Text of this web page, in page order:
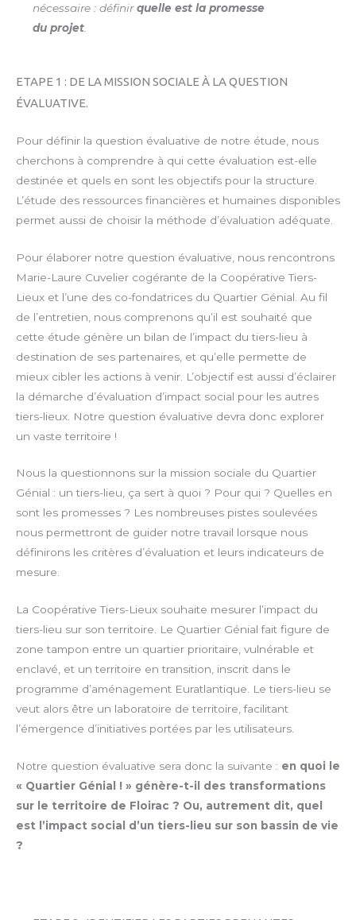
nécessaire : définirquelle est la promesse
du projet.
ETAPE 1 : DE LA MISSION SOCIALE À LA QUESTION
ÉVALUATIVE.
Pour définir la question évaluative de notre étude, nous
cherchons à comprendre à qui cette évaluation est-elle
destinée et quels en sont les objectifs pour la structure.
L’étude des ressources financières et humaines disponibles
permet aussi de choisir la méthode d’évaluation adéquate.
Pour élaborer notre question évaluative, nous rencontrons
Marie-Laure Cuvelier cogérante de la Coopérative Tiers-
Lieux et l’une des co-fondatrices du Quartier Génial. Au fil
de l’entretien, nous comprenons qu’il est souhaité que
cette étude génère un bilan de l’impact du tiers-lieu à
destination de ses partenaires, et qu’elle permette de
mieux cibler les actions à venir. L’objectif est aussi d’éclairer
la démarche d’évaluation d’impact social pour les autres
tiers-lieux. Notre question évaluative devra donc explorer
un vaste territoire !
Nous la questionnons sur la mission sociale du Quartier
Génial : un tiers-lieu, ça sert à quoi ? Pour qui ? Quelles en
sont les promesses ? Les nombreuses pistes soulevées
nous permet­tront de guider notre travail lorsque nous
définirons les critères d’évaluation et leurs indicateurs de
mesure.
La Coopérative Tiers-Lieux souhaite mesurer l’impact du
tiers-lieu sur son territoire. Le Quartier Génial fait figure de
zone tampon entre un quartier prioritaire, vulnérable et
enclavé, et un territoire en transition, inscrit dans le
programme d’aménagement Euratlantique. Le tiers-lieu se
veut alors être un laboratoire de territoire, facilitant
l’émergence d’initiatives portées par les utilisateurs.
Notre question évaluative sera donc la suivante : en quoi le
« Quartier Génial ! » génère-t-il des transformations
sur le territoire de Floirac ? Ou, autrement dit, quel
est l’impact social d’un tiers-lieu sur son bassin de vie
?